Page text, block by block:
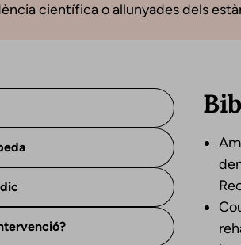
científica o allunyades dels